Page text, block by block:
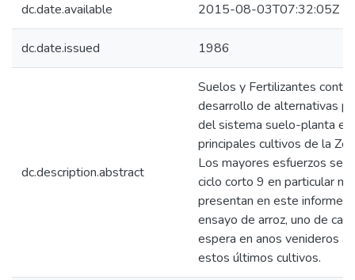
dc.date.available 2015-08-03T07:32:05Z
dc.date.issued 1986
dc.description.abstract
Suelos y Fertilizantes
desarrollo de alternativas
del sistema suelo-planta en
principales cultivos de la
Los mayores esfuerzos se
ciclo corto 9 en particular
presentan en este informe,
ensayo de arroz, uno de
espera en anos venideros
estos últimos cultivos.